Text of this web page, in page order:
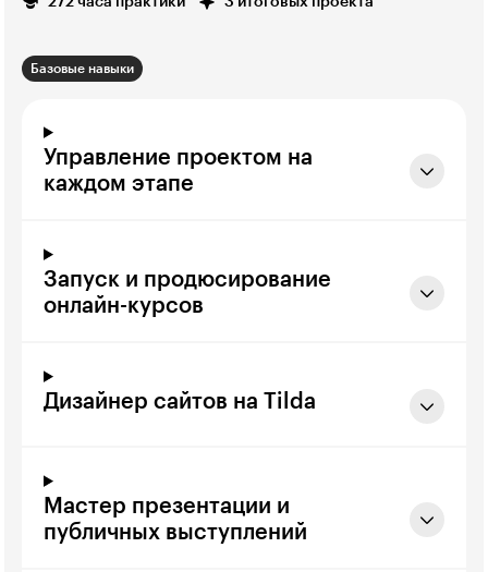
Базовые навыки
Управление проектом на
каждом этапе
Запуск и продюсирование
онлайн-курсов
Дизайнер сайтов на Tilda
Мастер презентации и
публичных выступлений